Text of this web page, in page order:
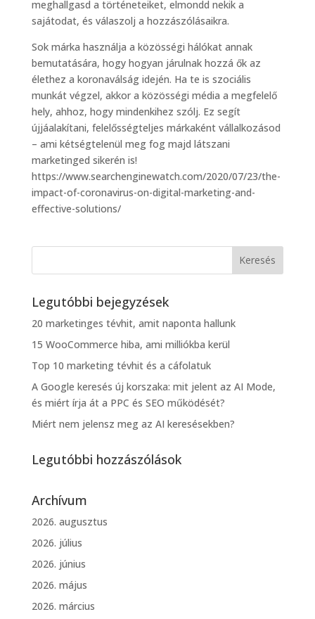
meghallgasd a történeteiket, elmondd nekik a
sajátodat, és válaszolj a hozzászólásaikra.
Sok márka használja a közösségi hálókat annak
bemutatására, hogy hogyan járulnak hozzá ők az
élethez a koronaválság idején. Ha te is szociális
munkát végzel, akkor a közösségi média a megfelelő
hely, ahhoz, hogy mindenkihez szólj. Ez segít
újjáalakítani, felelősségteljes márkaként vállalkozásod
– ami kétségtelenül meg fog majd látszani
marketinged sikerén is!
https://www.searchenginewatch.com/2020/07/23/the-
impact-of-coronavirus-on-digital-marketing-and-
effective-solutions/
Legutóbbi bejegyzések
20 marketinges tévhit, amit naponta hallunk
15 WooCommerce hiba, ami milliókba kerül
Top 10 marketing tévhit és a cáfolatuk
A Google keresés új korszaka: mit jelent az AI Mode,
és miért írja át a PPC és SEO működését?
Miért nem jelensz meg az AI keresésekben?
Legutóbbi hozzászólások
Archívum
2026. augusztus
2026. július
2026. június
2026. május
2026. március